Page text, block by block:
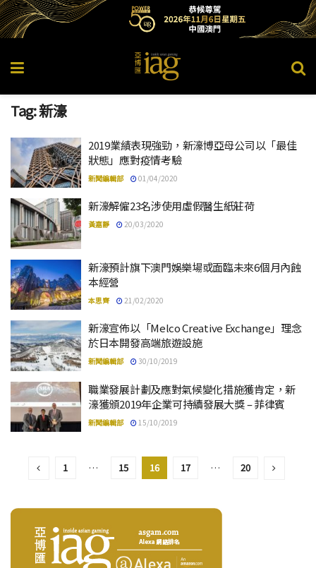
Tag:新濠
2019業績表現強勁，新濠博亞母公司以「最佳
狀態」應對疫情考驗
新聞編輯部 01/04/2020
新濠解僱23名涉使用虛假醫生紙莊荷
黃嘉靜 20/03/2020
新濠預計旗下澳門娛樂場或面臨未來6個月內蝕
本經營
本思齊 21/02/2020
新濠宣佈以「Melco Creative Exchange」理念
於日本開發高端旅遊設施
新聞編輯部 30/10/2019
職業發展計劃及應對氣候變化措施獲肯定，新
濠獲頒2019年企業可持續發展大獎 – 菲律賓
新聞編輯部 15/10/2019
1 … 15 16 17 … 20